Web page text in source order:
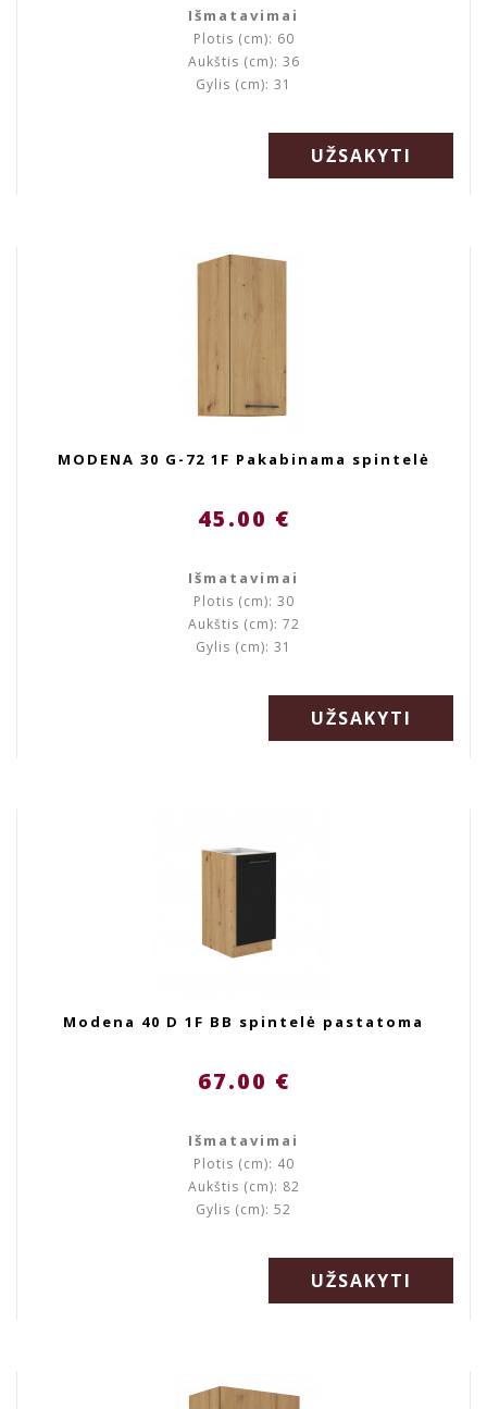
Išmatavimai
Plotis (cm): 60
Aukštis (cm): 36
Gylis (cm): 31
UŽSAKYTI
MODENA 30 G-72 1F Pakabinama spintelė
45.00 €
Išmatavimai
Plotis (cm): 30
Aukštis (cm): 72
Gylis (cm): 31
UŽSAKYTI
Modena 40 D 1F BB spintelė pastatoma
67.00 €
Išmatavimai
Plotis (cm): 40
Aukštis (cm): 82
Gylis (cm): 52
UŽSAKYTI